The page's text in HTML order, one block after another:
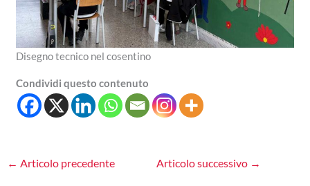
Disegno tecnico nel cosentino
Condividi questo contenuto
← Articolo precedente Articolo successivo →